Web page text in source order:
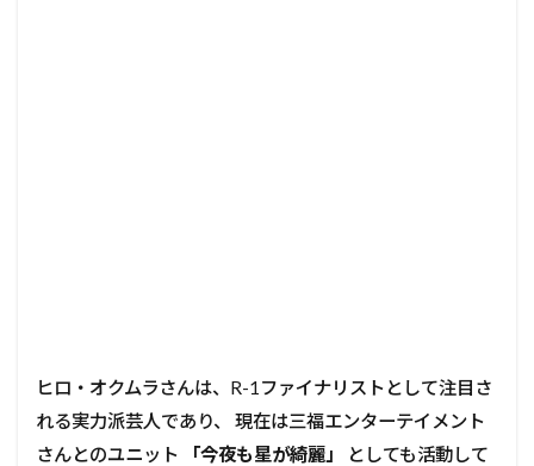
ヒロ・オクムラさんは、R-1ファイナリストとして注目さ
れる実力派芸人であり、 現在は三福エンターテイメント
さんとのユニット
「今夜も星が綺麗」
としても活動して